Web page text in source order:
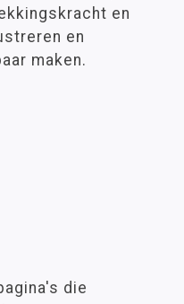
en
en
maken.
die